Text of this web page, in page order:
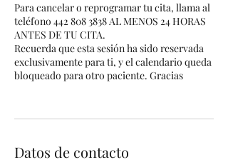
Para cancelar o reprogramar tu cita, llama al
teléfono 442 808 3838 AL MENOS 24 HORAS
ANTES DE TU CITA.
Recuerda que esta sesión ha sido reservada
exclusivamente para ti, y el calendario queda
bloqueado para otro paciente. Gracias
Datos de contacto